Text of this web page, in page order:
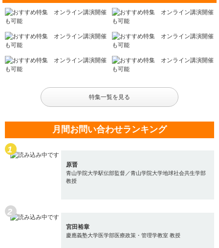
特集一覧を見る
月間お問い合わせランキング
原晋
青山学院大学駅伝部監督／青山学院大学地球社会共生学部
教授
宮田裕章
慶應義塾大学医学部医療政策・管理学教室 教授